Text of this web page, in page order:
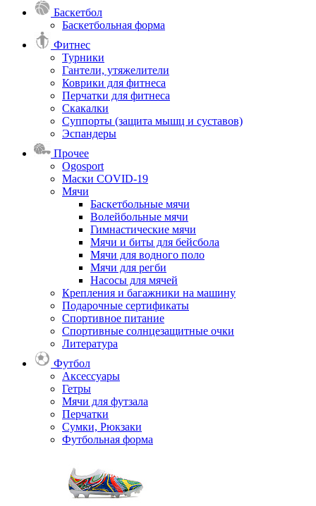
Баскетбол
Баскетбольная форма
Фитнес
Турники
Гантели, утяжелители
Коврики для фитнеса
Перчатки для фитнеса
Скакалки
Суппорты (защита мышц и суставов)
Эспандеры
Прочее
Ogosport
Маски COVID-19
Мячи
Баскетбольные мячи
Волейбольные мячи
Гимнастические мячи
Мячи и биты для бейсбола
Мячи для водного поло
Мячи для регби
Насосы для мячей
Крепления и багажники на машину
Подарочные сертификаты
Спортивное питание
Спортивные солнцезащитные очки
Литература
Футбол
Аксессуары
Гетры
Мячи для футзала
Перчатки
Сумки, Рюкзаки
Футбольная форма